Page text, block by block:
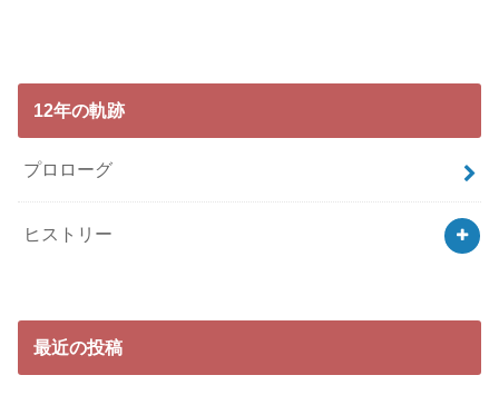
12年の軌跡
プロローグ
ヒストリー
最近の投稿